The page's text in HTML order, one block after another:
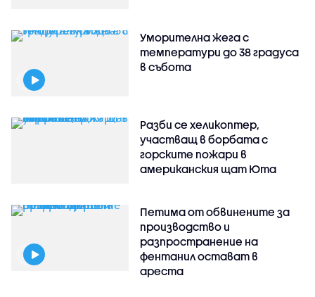
Уморителна жега с
температури до 38 градуса
в събота
Разби се хеликоптер,
участващ в борбата с
горските пожари в
американския щат Юта
Петима от обвинените за
производство и
разпространение на
фентанил остават в
ареста